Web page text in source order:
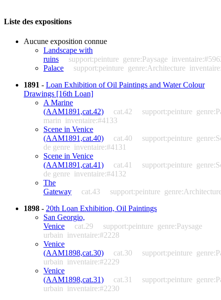
Liste des expositions
Aucune exposition connue
Landscape with
ruins
support:peinture genre:Paysage
Palace
support:peinture genre:Architecture
1891 - Loan Exhibition of Oil Paintings and Water Colour
Drawings [16th Loan]
A Marine
(AAM1891,cat.42)
cat.42 support:peinture
marin inventaire:#4133
Scene in Venice
(AAM1891,cat.40)
cat.40 support:peinture
de genre inventaire:#4131
Scene in Venice
(AAM1891,cat.41)
cat.41 support:peinture
de genre inventaire:#4132
The
Gateway
cat.43 support:peinture
1898 - 20th Loan Exhibition, Oil Paintings
San Georgio,
Venice
cat.29 support:peinture genre:Paysage
urbain inventaire:#2228
Venice
(AAM1898,cat.30)
cat.30 support:peinture
urbain inventaire:#2229
Venice
(AAM1898,cat.31)
cat.31 support:peinture
urbain inventaire:#2230